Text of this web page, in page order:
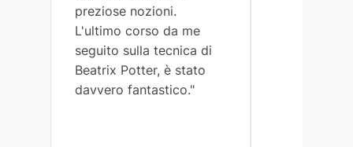
preziose nozioni.
L'ultimo corso da me
seguito sulla tecnica di
Beatrix Potter, è stato
davvero fantastico."